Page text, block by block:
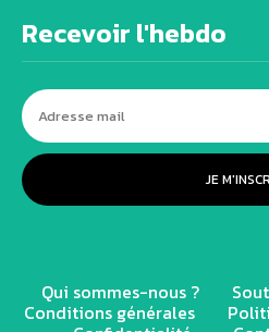
Recevoir l'hebdo
JE
Qui sommes-nous ?
Conditions générales